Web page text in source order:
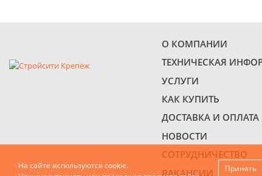
О КОМПАНИИ
ТЕХНИЧЕСКАЯ
УСЛУГИ
КАК КУПИТЬ
ДОСТАВКА И ОПЛАТА
НОВОСТИ
СОТРУДНИЧЕСТВО
ВАКАНСИИ
На сайте используются cookie.
Принять